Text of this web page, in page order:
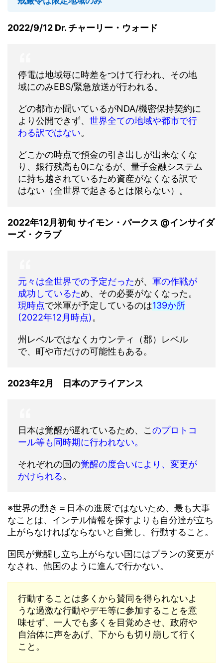
2022/9/12 Dr. チャーリー・ウォード
停電は地域毎に時差をつけて行われ、その地
域にのみEBS/緊急放送が行われる。
どの都市か聞いているがNDA/機密保持契約に
より公開できず、 世界全ての地域や都市で行
わる訳ではない。
どこかの時点で預金の引き出しが出来なくな
り、銀行残高も0になるが、量子金融システム
に持ち越されているため資産がなくなる訳で
はない（全世界で起きるとは限らない）。
2022年12月初旬 サイモン・パークス @インサイダ
ーズ・クラブ
元々は全世界での予定だったが、 軍の作戦が
成功しているため、その必要がなくなった。
現時点で米軍が予定しているのは139か所
(2022年12月時点)。
州レベルではなくカウンティ（郡）レベル
で、町や市だけの可能性もある。
2023年2月 日本のアライアンス
日本は覚醒が遅れているため、こ のプロトコ
ール等も同時期に行われない。
それぞれの国の覚醒の度合いにより、変更が
かけられる。
※世界の動き＝日本の進展ではないため、最も大事
なことは、インテル情報を探すよりも自分達が立ち
上がらなければならないと自覚し、行動すること。
国民が覚醒し立ち上がらない国にはプランの変更が
なされ、他国のように進んで行かない。
行動することは多くから賛同を得られないよ
うな過激な行動やデモ等に参加することを意
味せず、一人でも多くを目覚めさせ、政府や
自治体に声をあげ、下からも切り崩して行く
こと。